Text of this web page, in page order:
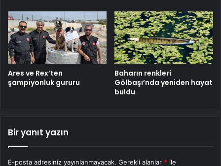
Ares ve Rex’ten
şampiyonluk gururu
Baharın renkleri
Gölbaşı’nda yeniden hayat
buldu
Bir yanıt yazın
E-posta adresiniz yayınlanmayacak. Gerekli alanlar * ile